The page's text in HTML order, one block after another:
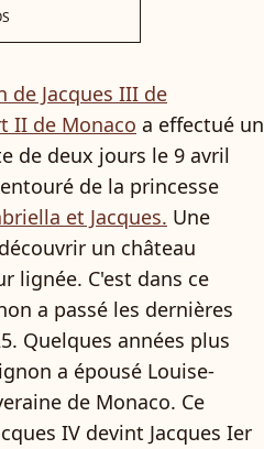
de Jacques III de
II de Monaco a effectué un
de deux jours le 9 avril
de la princesse
et Jacques. Une
un château
lignée. C'est dans ce
a passé les dernières
Quelques années plus
a épousé Louise-
de Monaco. Ce
IV devint Jacques Ier